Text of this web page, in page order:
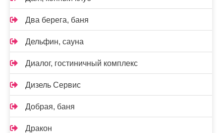
Два берега, баня
Дельфин, сауна
Диалог, гостиничный комплекс
Дизель Сервис
Добрая, баня
Дракон